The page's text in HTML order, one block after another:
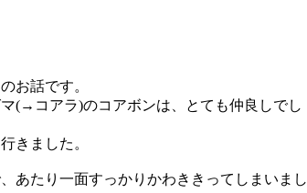
お話です。
(→コアラ)のコアボンは、とても仲良しでし
きました。
あたり一面すっかりかわききってしまいまし